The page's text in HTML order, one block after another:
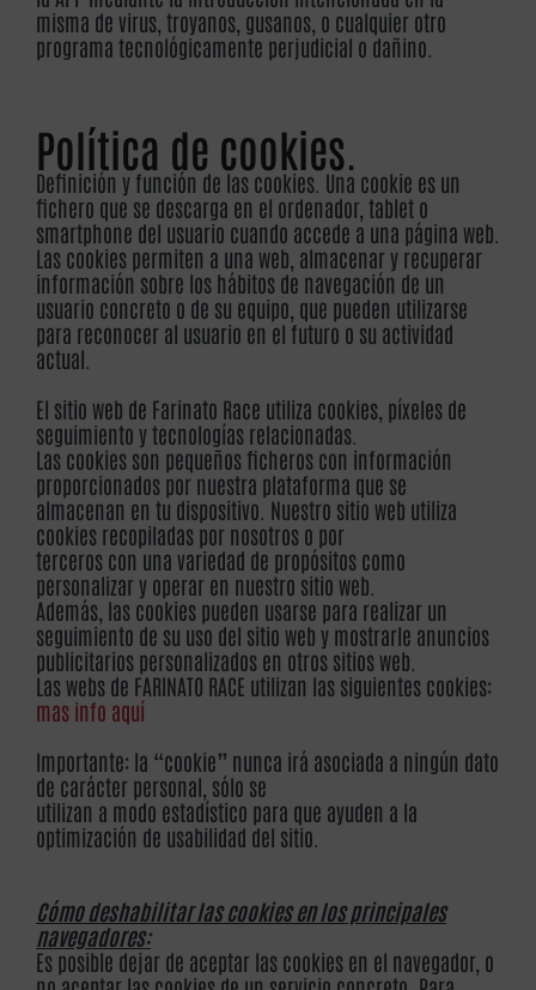
misma de virus, troyanos, gusanos, o cualquier otro
programa tecnológicamente perjudicial o dañino.
Política de cookies.
Definición y función de las cookies. Una cookie es un
fichero que se descarga en el ordenador, tablet o
smartphone del usuario cuando accede a una página web.
Las cookies permiten a una web, almacenar y recuperar
información sobre los hábitos de navegación de un
usuario concreto o de su equipo, que pueden utilizarse
para reconocer al usuario en el futuro o su actividad
actual.
El sitio web de Farinato Race utiliza cookies, píxeles de
seguimiento y tecnologías relacionadas.
Las cookies son pequeños ficheros con información
proporcionados por nuestra plataforma que se
almacenan en tu dispositivo. Nuestro sitio web utiliza
cookies recopiladas por nosotros o por
terceros con una variedad de propósitos como
personalizar y operar en nuestro sitio web.
Además, las cookies pueden usarse para realizar un
seguimiento de su uso del sitio web y mostrarle anuncios
publicitarios personalizados en otros sitios web.
Las webs de FARINATO RACE utilizan las siguientes cookies:
mas info aquí
Importante: la “cookie” nunca irá asociada a ningún dato
de carácter personal, sólo se
utilizan a modo estadístico para que ayuden a la
optimización de usabilidad del sitio.
Cómo deshabilitar las cookies en los principales
navegadores:
Es posible dejar de aceptar las cookies en el navegador, o